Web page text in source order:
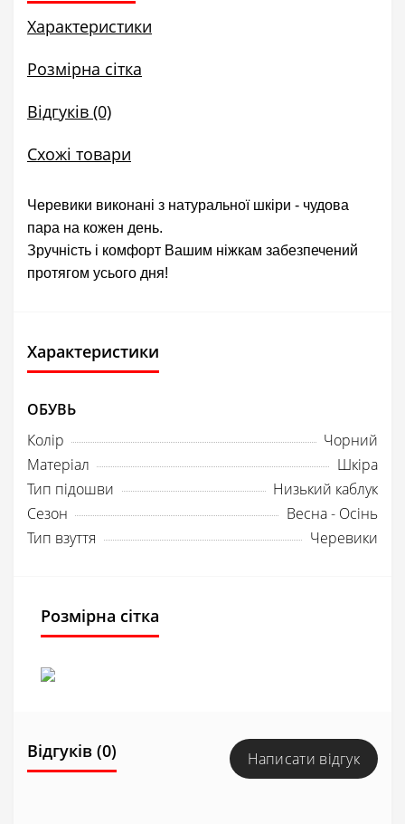
Характеристики
Розмірна сітка
Відгуків (0)
Схожі товари
Черевики виконані з натуральної шкіри - чудова
пара на кожен день.
Зручність і комфорт Вашим ніжкам забезпечений
протягом усього дня!
Характеристики
ОБУВЬ
Колір
Чорний
Матеріал
Шкіра
Тип підошви
Низький каблук
Сезон
Весна - Осінь
Тип взуття
Черевики
Розмірна сітка
Відгуків (0) Написати відгук